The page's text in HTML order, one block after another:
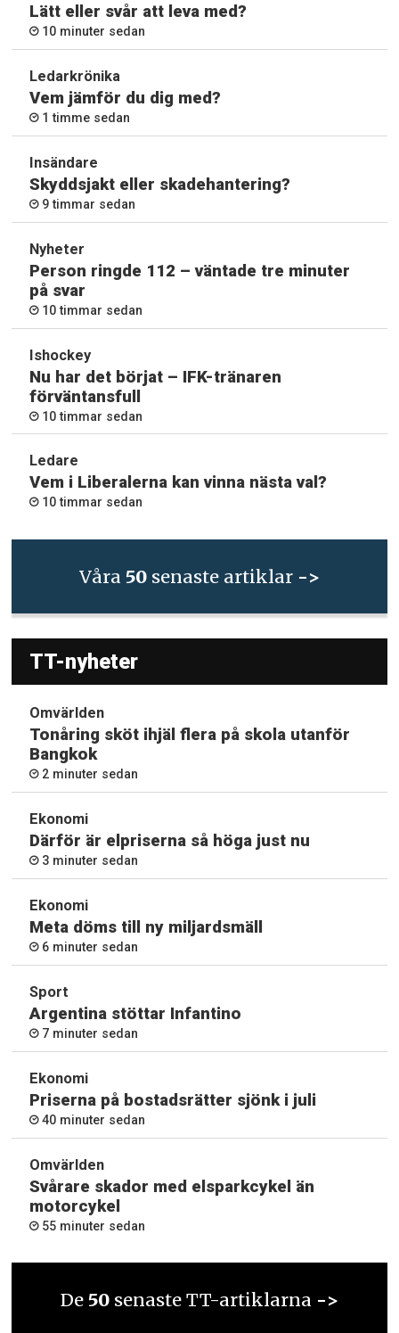
Lätt eller svår att leva med?
10 minuter sedan
Ledarkrönika
Vem jämför du dig med?
1 timme sedan
Insändare
Skyddsjakt eller skadehantering?
9 timmar sedan
Nyheter
Person ringde 112 – väntade tre minuter
på svar
10 timmar sedan
Ishockey
Nu har det börjat – IFK-tränaren
förväntansfull
10 timmar sedan
Ledare
Vem i Liberalerna kan vinna nästa val?
10 timmar sedan
Våra 50 senaste artiklar ->
TT-nyheter
Omvärlden
Tonåring sköt ihjäl flera på skola utanför
Bangkok
2 minuter sedan
Ekonomi
Därför är elpriserna så höga just nu
3 minuter sedan
Ekonomi
Meta döms till ny miljardsmäll
6 minuter sedan
Sport
Argentina stöttar Infantino
7 minuter sedan
Ekonomi
Priserna på bostadsrätter sjönk i juli
40 minuter sedan
Omvärlden
Svårare skador med elsparkcykel än
motorcykel
55 minuter sedan
De 50 senaste TT-artiklarna ->